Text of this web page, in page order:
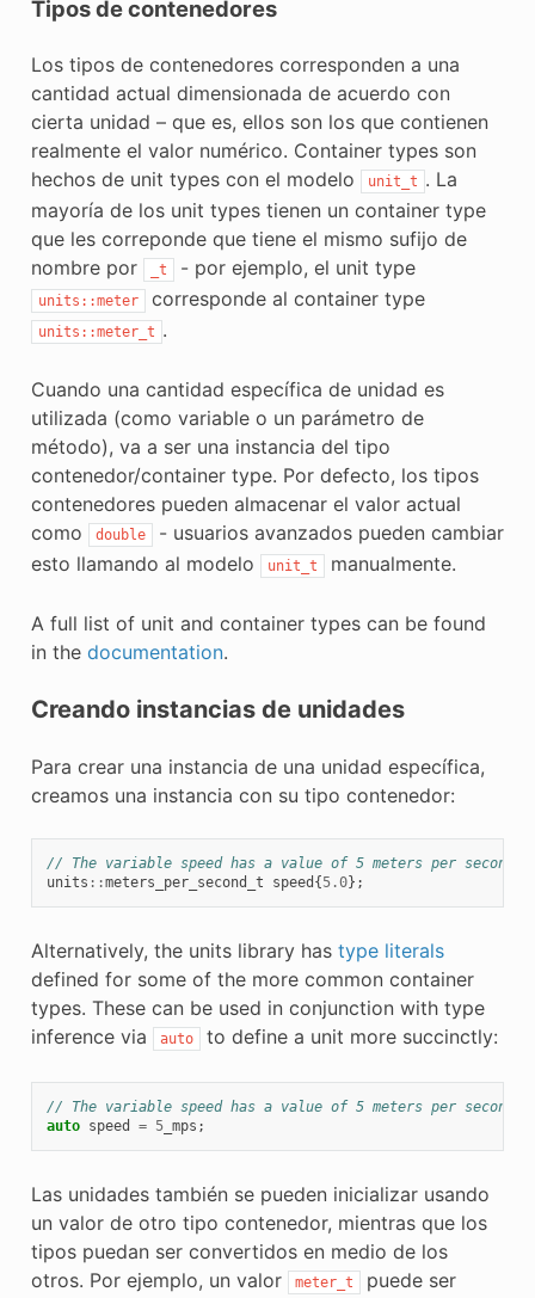
Tipos de contenedores
Los tipos de contenedores corresponden a una
cantidad actual dimensionada de acuerdo con
cierta unidad – que es, ellos son los que contienen
realmente el valor numérico. Container types son
hechos de unit types con el modelo
unit_t . La
mayoría de los unit types tienen un container type
que les correponde que tiene el mismo sufijo de
nombre por
_t - por ejemplo, el unit type
units::meter corresponde al container type
units::meter_t .
Cuando una cantidad específica de unidad es
utilizada (como variable o un parámetro de
método), va a ser una instancia del tipo
contenedor/container type. Por defecto, los tipos
contenedores pueden almacenar el valor actual
como
double
- usuarios avanzados pueden cambiar
esto llamando al modelo
unit_t manualmente.
A full list of unit and container types can be found
in the documentation.
Creando instancias de unidades
Para crear una instancia de una unidad específica,
creamos una instancia con su tipo contenedor:
// The variable speed has a value of 5 meters per second.
units ::meters_per_second_t speed {5.0};
Alternatively, the units library has type literals
defined for some of the more common container
types. These can be used in conjunction with type
inference via
auto to define a unit more succinctly:
// The variable speed has a value of 5 meters per second.
auto speed = 5_mps ;
Las unidades también se pueden inicializar usando
un valor de otro tipo contenedor, mientras que los
tipos puedan ser convertidos en medio de los
otros. Por ejemplo, un valor
meter_t puede ser